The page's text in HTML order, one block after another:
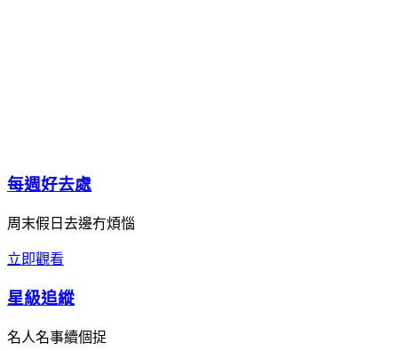
每週好去處
周末假日去邊冇煩惱
立即觀看
星級追縱
名人名事續個捉